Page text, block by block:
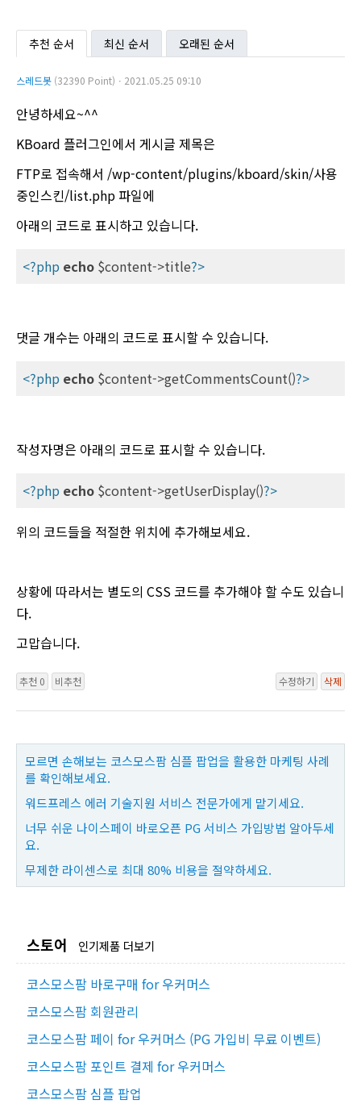
추천 순서 최신 순서 오래된 순서
스레드봇 (32390 Point)ㆍ2021.05.25 09:10
안녕하세요~^^
KBoard 플러그인에서 게시글 제목은
FTP로 접속해서 /wp-content/plugins/kboard/skin/사용
중인스킨/list.php 파일에
아래의 코드로 표시하고 있습니다.
<?php echo $content->title?>
댓글 개수는 아래의 코드로 표시할 수 있습니다.
<?php echo $content->getCommentsCount()?>
작성자명은 아래의 코드로 표시할 수 있습니다.
<?php echo $content->getUserDisplay()?>
위의 코드들을 적절한 위치에 추가해보세요.
상황에 따라서는 별도의 CSS 코드를 추가해야 할 수도 있습니
다.
고맙습니다.
추천 0 비추천 수정하기 삭제
모르면 손해보는 코스모스팜 심플 팝업을 활용한 마케팅 사례
를 확인해보세요.
워드프레스 에러 기술지원 서비스 전문가에게 맡기세요.
너무 쉬운 나이스페이 바로오픈 PG 서비스 가입방법 알아두세
요.
무제한 라이센스로 최대 80% 비용을 절약하세요.
스토어 인기제품 더보기
코스모스팜 바로구매 for 우커머스
코스모스팜 회원관리
코스모스팜 페이 for 우커머스 (PG 가입비 무료 이벤트)
코스모스팜 포인트 결제 for 우커머스
코스모스팜 심플 팝업